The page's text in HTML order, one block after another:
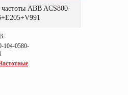
частоты ABB ACS800-
104-0580-